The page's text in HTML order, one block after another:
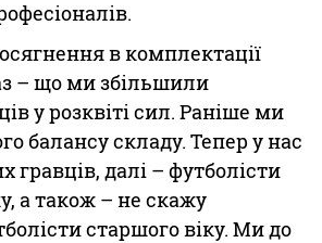
в комплектації
– що ми збільшили
у розквіті сил. Раніше ми
балансу складу. Тепер у нас
гравців, далі – футболісти
а також – не скажу
старшого віку. Ми до